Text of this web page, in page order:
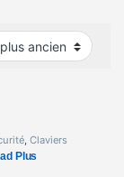
,Claviers
Plus